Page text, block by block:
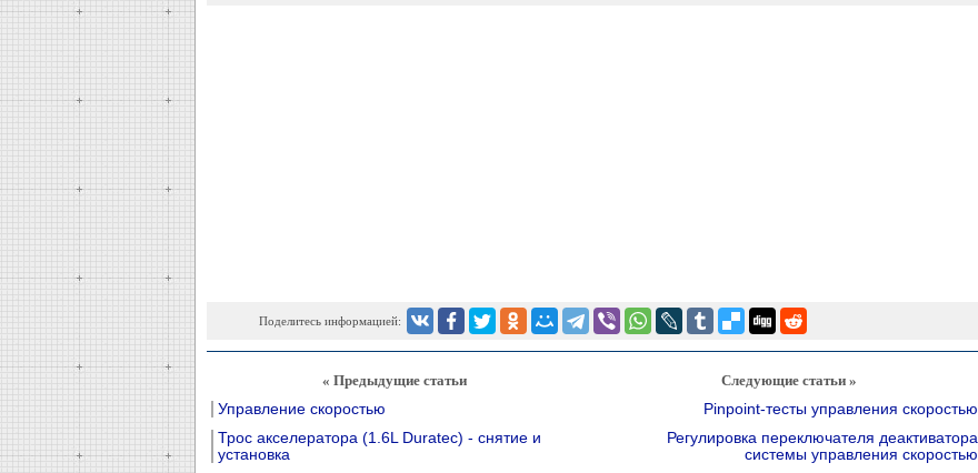
Поделитесь информацией:
« Предыдущие статьи
Управление скоростью
Трос акселератора (1.6L Duratec) - снятие и
установка
Следующие статьи »
Pinpoint-тесты управления скоростью
Регулировка переключателя деактиватора
системы управления скоростью